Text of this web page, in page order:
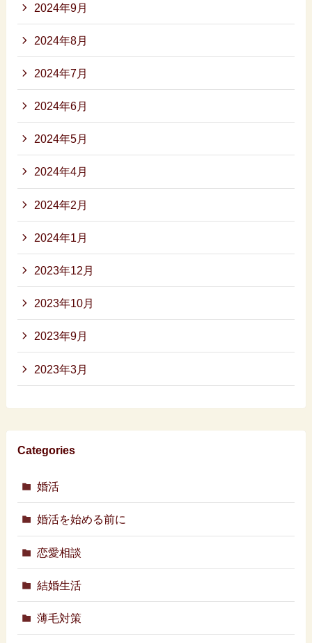
2024年9月
2024年8月
2024年7月
2024年6月
2024年5月
2024年4月
2024年2月
2024年1月
2023年12月
2023年10月
2023年9月
2023年3月
Categories
婚活
婚活を始める前に
恋愛相談
結婚生活
薄毛対策